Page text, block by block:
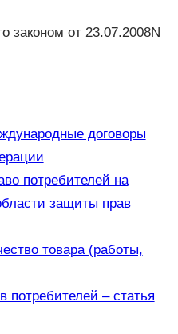
законом от 23.07.2008N
договоры
потребителей на
защиты прав
товара (работы,
– статья